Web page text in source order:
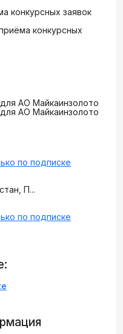
конкурсных заявок
конкурсных
АО Майкаинзолото
АО Майкаинзолото
по подписке
П...
по подписке